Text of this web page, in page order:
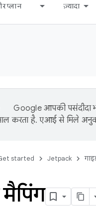
प्लान ज़्यादा
Google आपकी पसंदीदा
करता है. एआई से मिले
started Jetpack